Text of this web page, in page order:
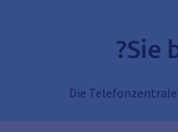
Sie
Die